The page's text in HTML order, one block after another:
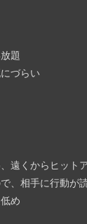
題
づらい
遠くからヒッ
、相手に行動が
め